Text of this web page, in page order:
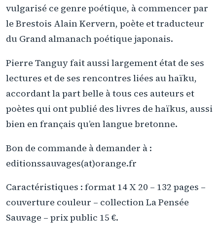
vulgarisé ce genre poétique, à commencer par
le Brestois Alain Kervern, poète et traducteur
du Grand almanach poétique japonais.
Pierre Tanguy fait aussi largement état de ses
lectures et de ses rencontres liées au haïku,
accordant la part belle à tous ces auteurs et
poètes qui ont publié des livres de haïkus, aussi
bien en français qu’en langue bretonne.
Bon de commande à demander à :
editionssauvages(at)orange.fr
Caractéristiques : format 14 X 20 – 132 pages –
couverture couleur – collection La Pensée
Sauvage – prix public 15 €.